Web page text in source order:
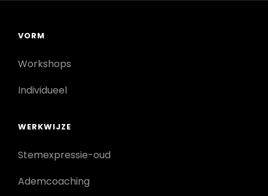
VORM
Workshops
Individueel
WERKWIJZE
Stemexpressie-oud
Ademcoaching